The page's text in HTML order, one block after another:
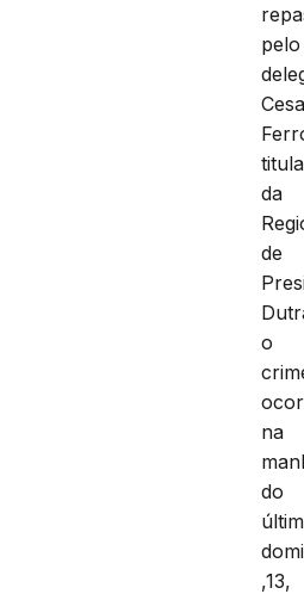
pelo
da
de
o
na
do
,13,